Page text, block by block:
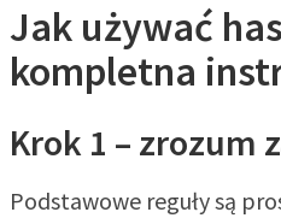
Jak używać
kompletna
Krok 1 – zrozum
Podstawowe reguły są